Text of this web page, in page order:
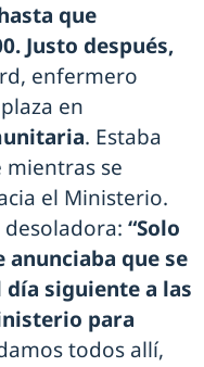
que
Justo después,
enfermero
en
. Estaba
se
el Ministerio.
desoladora: “Solo
que se
siguiente a las
para
todos allí,